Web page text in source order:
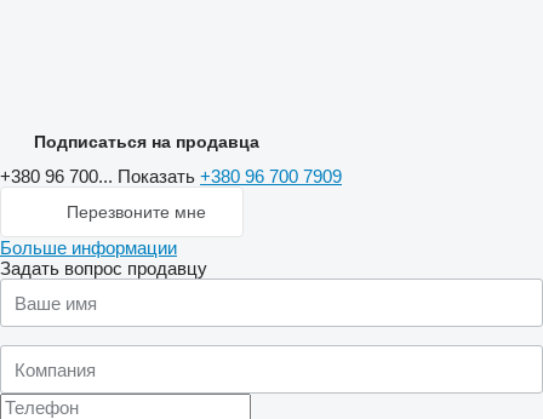
Подписаться на продавца
+380 96 700... Показать +380 96 700 7909
Перезвоните мне
Больше информации
Задать вопрос продавцу